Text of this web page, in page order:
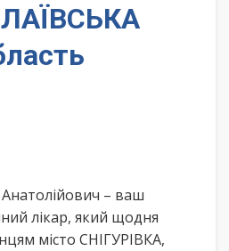
– ваш
лікар, який щодня
місто СНІГУРІВКА,